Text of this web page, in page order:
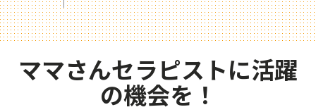
ママさんセラピストに活躍
の機会を！